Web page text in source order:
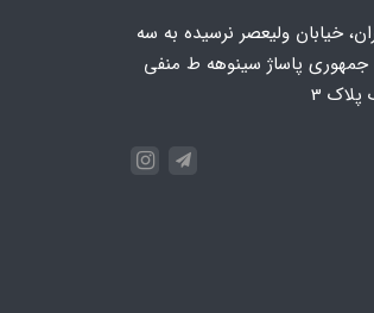
خیابان ولیعصر نرسیده به سه
جمهوری پاساژ سینوهه ط منفی
3